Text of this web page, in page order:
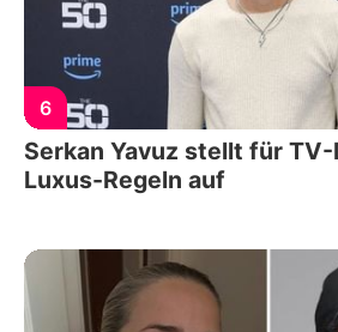
6
Serkan Yavuz stellt für
Luxus-Regeln auf